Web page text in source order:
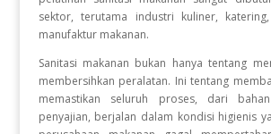
sektor, terutama industri kuliner,
manufaktur makanan.
Sanitasi makanan bukan hanya tentang
membersihkan peralatan. Ini tentang
memastikan seluruh proses, dari
penyajian, berjalan dalam kondisi higienis